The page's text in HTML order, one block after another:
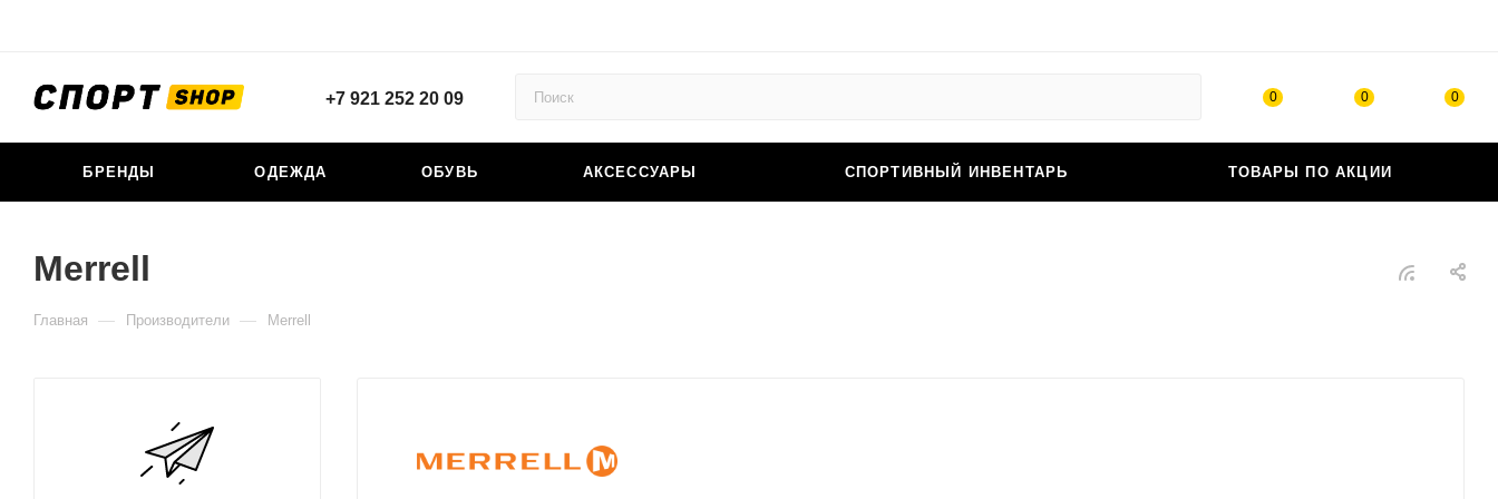
+7 921 252 20 09 0 0 0
БРЕНДЫ ОДЕЖДА ОБУВЬ АКСЕССУАРЫ СПОРТИВНЫЙ ИНВЕНТАРЬ ТОВАРЫ ПО АКЦИИ
Merrell
Главная — Производители — Merrell